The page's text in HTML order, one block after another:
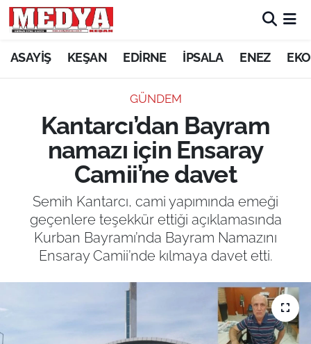
ASAYİŞ KEŞAN EDİRNE İPSALA ENEZ
GÜNDEM
Kantarcı’dan Bayram
namazı için Ensaray
Camii’ne davet
Semih Kantarcı, cami yapımında emeği
geçenlere teşekkür ettiği açıklamasında
Kurban Bayramı’nda Bayram Namazını
Ensaray Camii’nde kılmaya davet etti.
KEŞAN
ASAYİŞ
SİYASET
GÜNDEM
EKONOMİ
TARIM VE HAYVANCILIK